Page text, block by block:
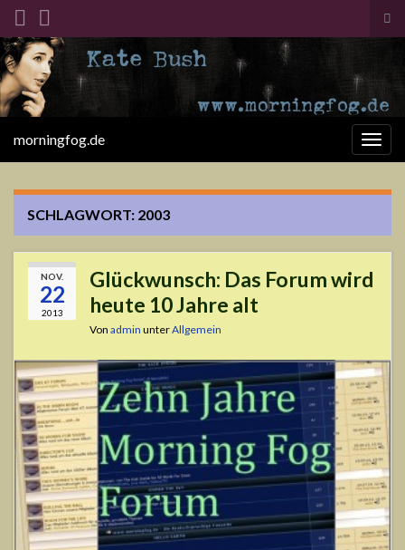
Search for:
morningfog.de
SCHLAGWORT: 2003
NOV.
22
2013
Glückwunsch: Das Forum wird
heute 10 Jahre alt
Von admin unterAllgemein